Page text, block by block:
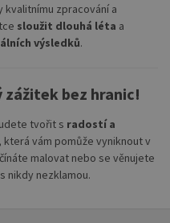
kvalitnímu zpracování a
sloužit dlouhá léta a
výsledků.
zážitek bez hranic!
tvořit s radostí a
, která vám pomůže vyniknout v
malovat nebo se věnujete
nikdy nezklamou.